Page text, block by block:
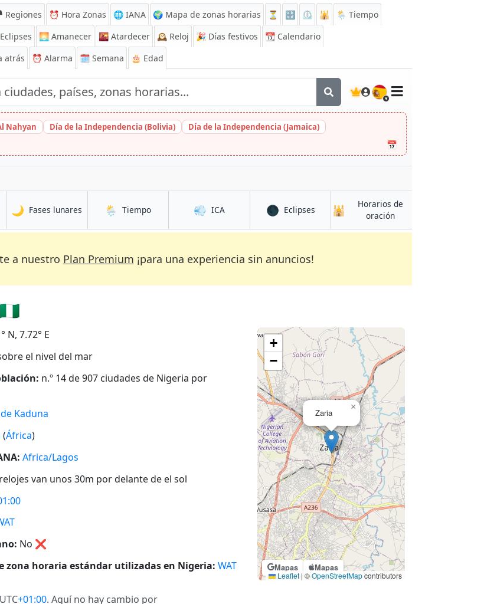
Regiones ⏰ Hora Zonas 🌐 IANA 🌍 Mapa de zonas horarias ⏳ 🔡 ⏲️ 🕌
🌦️ Tiempo
🌅 Amanecer 🌇 Atardecer 🕰️ Reloj 🎉 Días festivos 📆 Calendario
atrás ⏰ Alarma 🗓️ Semana 🎂 Edad
🇪🇸
Nahyan Día de la Independencia (Bolivia)
Día de la Independencia (Jamaica)
📅
🌙 Fases lunares en Zaria
🌦️ Tiempoen Zaria 💨 ICAen Zaria 🌑 Eclipsesen Zaria
🕌
Horarios de
oraciónen Zaria
a nuestro Plan Premium ¡para una experiencia sin anuncios!
N, 7.72° E
el nivel del mar
n.º 14 de 907 ciudades de Nigeria por
Kaduna
(África)
Africa/Lagos
van unos 30m por delante de el sol
No ❌
zona horaria estándar utilizadas en Nigeria: WAT Mapas Mapas
Zaria
×
+
−
Leaflet | ©OpenStreetMapcontributors
+01:00. Aquí no hay cambio por